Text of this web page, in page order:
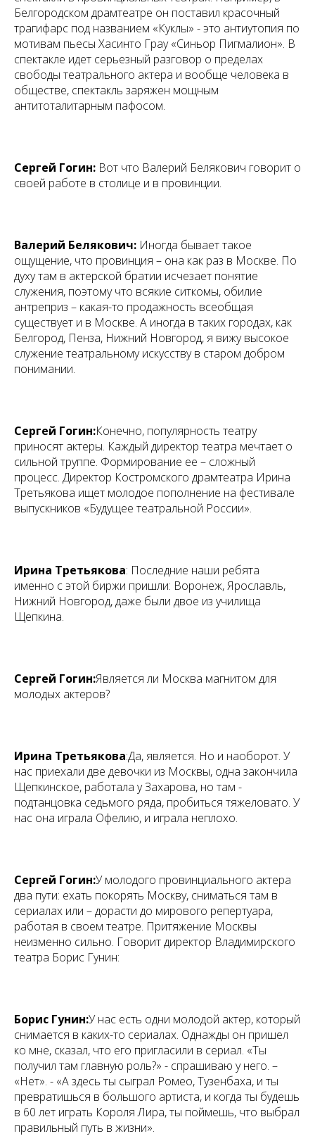
Белгородском драмтеатре он поставил красочный
трагифарс под названием «Куклы» - это антиутопия по
мотивам пьесы Хасинто Грау «Синьор Пигмалион». В
спектакле идет серьезный разговор о пределах
свободы театрального актера и вообще человека в
обществе, спектакль заряжен мощным
антитоталитарным пафосом.
Сергей Гогин: Вот что Валерий Белякович говорит о
своей работе в столице и в провинции.
Валерий Белякович: Иногда бывает такое
ощущение, что провинция – она как раз в Москве. По
духу там в актерской братии исчезает понятие
служения, поэтому что всякие ситкомы, обилие
антреприз – какая-то продажность всеобщая
существует и в Москве. А иногда в таких городах, как
Белгород, Пенза, Нижний Новгород, я вижу высокое
служение театральному искусству в старом добром
понимании.
Сергей Гогин:Конечно, популярность театру
приносят актеры. Каждый директор театра мечтает о
сильной труппе. Формирование ее – сложный
процесс. Директор Костромского драмтеатра Ирина
Третьякова ищет молодое пополнение на фестивале
выпускников «Будущее театральной России».
Ирина Третьякова: Последние наши ребята
именно с этой биржи пришли: Воронеж, Ярославль,
Нижний Новгород, даже были двое из училища
Щепкина.
Сергей Гогин:Является ли Москва магнитом для
молодых актеров?
Ирина Третьякова:Да, является. Но и наоборот. У
нас приехали две девочки из Москвы, одна закончила
Щепкинское, работала у Захарова, но там -
подтанцовка седьмого ряда, пробиться тяжеловато. У
нас она играла Офелию, и играла неплохо.
Сергей Гогин:У молодого провинциального актера
два пути: ехать покорять Москву, сниматься там в
сериалах или – дорасти до мирового репертуара,
работая в своем театре. Притяжение Москвы
неизменно сильно. Говорит директор Владимирского
театра Борис Гунин:
Борис Гунин:У нас есть одни молодой актер, который
снимается в каких-то сериалах. Однажды он пришел
ко мне, сказал, что его пригласили в сериал. «Ты
получил там главную роль?» - спрашиваю у него. –
«Нет». - «А здесь ты сыграл Ромео, Тузенбаха, и ты
превратишься в большого артиста, и когда ты будешь
в 60 лет играть Короля Лира, ты поймешь, что выбрал
правильный путь в жизни».